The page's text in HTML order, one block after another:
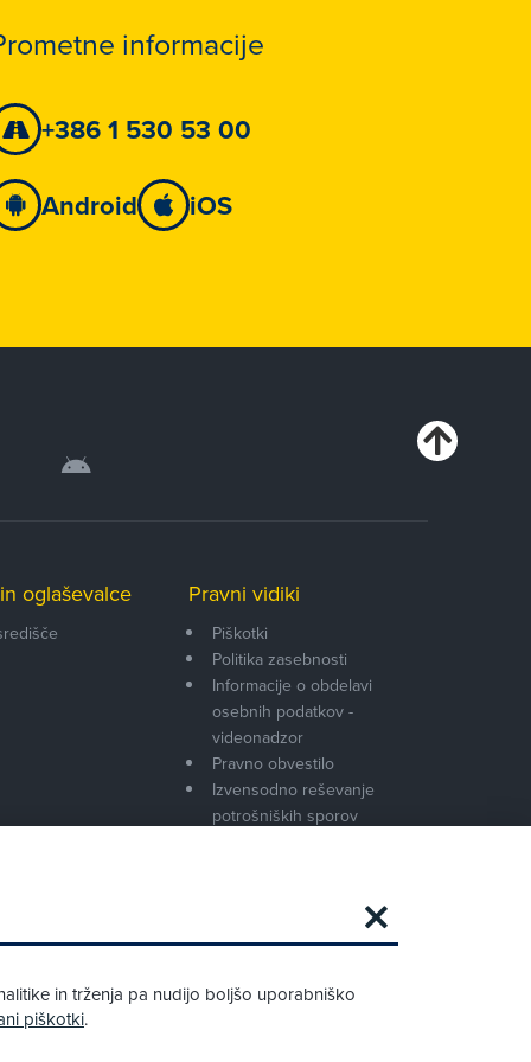
Obstoječi in novi AMZS člani, ki boste v
informacije
+386 1 530 53 00
Android
iOS
oglaševalce Pravni vidiki
Piškotki
Politika zasebnosti
Informacije o obdelavi
osebnih podatkov -
videonadzor
Pravno obvestilo
Izvensodno reševanje
potrošniških sporov
in trženja pa nudijo boljšo uporabniško
piškotki.